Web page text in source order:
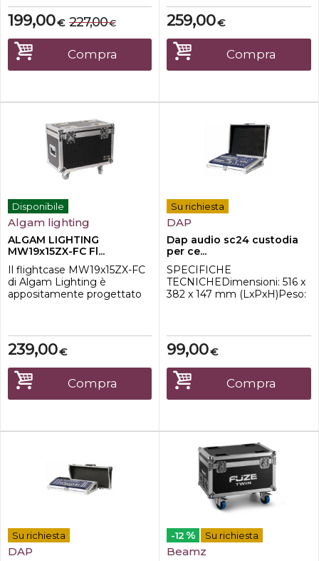
€
199,00 €
227,00
Compra
custodia da trasporto
definitiva per il tuo EVENT
PAR 44 QUAD IP LED PAR
alimentato a batteria.
Realizzata in ABS ultra
robusto e progettata su
€
259,00
Compra
Disponibile
Algam lighting
ALGAM LIGHTING
MW19x15ZX-FC Fl...
Il flightcase MW19x15ZX-FC
di Algam Lighting è
appositamente progettato
relativi accessori, rendendoli
facili da trasportare da un
evento
all'altro.Caratteristiche-
Categoria: Flightcase-
Destinazione: Fari-Materiale
€
239,00
Compra
Su richiesta
DAP
Dap audio sc24 custodia
per ce...
SPECIFICHE
TECNICHEDimensioni: 516 x
382 x 147 mm (LxPxH)Peso:
€
99,00
Compra
Su richiesta
DAP
-12 % Su richiesta
Beamz